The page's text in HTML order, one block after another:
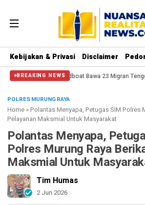
Kebijakan & Privasi Disclaimer
BREAKING NEWS
Speedboat Bawa 23 Migran Tenggelam di
POLRES MURUNG RAYA
Home »Polantas Menyapa, Petugas SIM Polres
Pelayanan Maksmial Untuk Masyarakat
Polantas Menyapa,
Polres Murung Raya
Maksmial Untuk
Tim Humas
2 Jun 2026